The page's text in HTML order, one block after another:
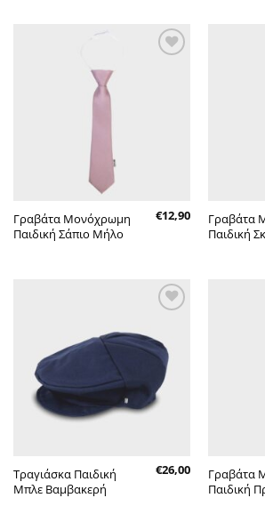
Γραβάτα Μονόχρωμη
Παιδική Σάπιο Μήλο
€12,90
Γραβάτα
Παιδική
στην λίστα
επιθυμητών
Τραγιάσκα Παιδική
Μπλε Βαμβακερή
€26,00
Γραβάτα
Παιδική